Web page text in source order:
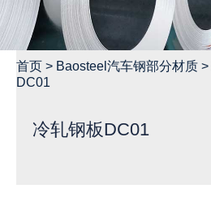
首页 > Baosteel汽车钢部分材质 >
DC01
冷轧钢板DC01